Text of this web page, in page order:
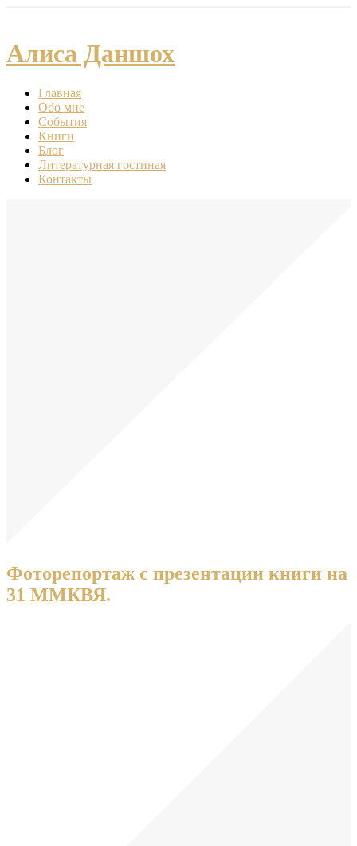
Алиса Даншох
Главная
Обо мне
События
Книги
Блог
Литературная гостиная
Контакты
Фоторепортаж с презентации книги на
31 ММКВЯ.